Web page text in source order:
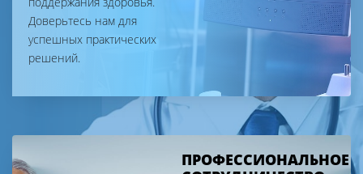
Доверьтесь нам для
успешных практических
решений.
ПРОФЕССИОНАЛЬНОЕ